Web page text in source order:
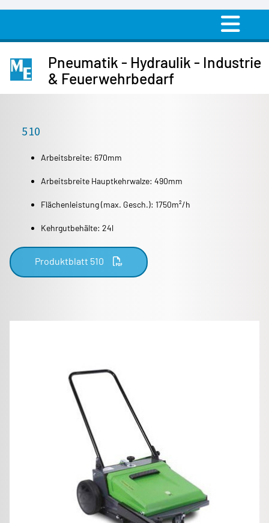
Pneumatik - Hydraulik - Industrie
& Feuerwehrbedarf
510
Arbeitsbreite: 670mm
Arbeitsbreite Hauptkehrwalze: 490mm
Flächenleistung (max. Gesch.): 1750m²/h
Kehrgutbehälte: 24l
Produktblatt 510